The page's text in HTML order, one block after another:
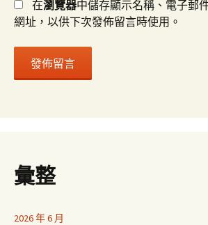
在瀏覽器中儲存顯示名稱、電子郵
網址，以供下次發佈留言時使用。
彙整
2026 年 6 月